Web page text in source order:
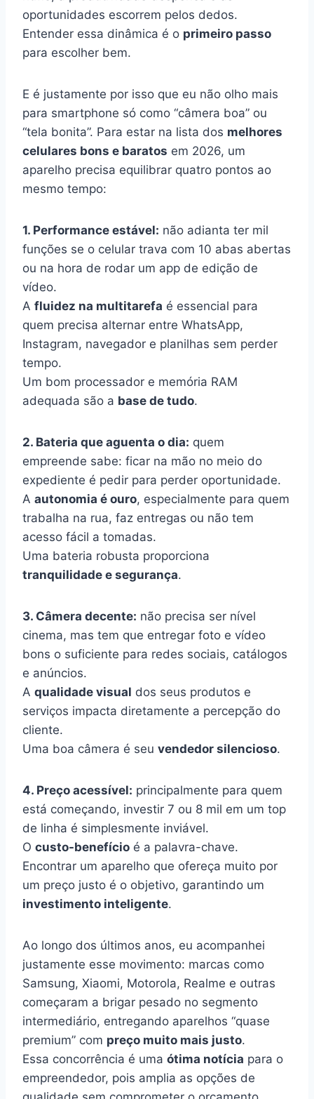
oportunidades escorrem pelos dedos.
Entender essa dinâmica é o primeiro passo
para escolher bem.
E é justamente por isso que eu não olho mais
para smartphone só como “câmera boa” ou
“tela bonita”. Para estar na lista dos melhores
celulares bons e baratos em 2026, um
aparelho precisa equilibrar quatro pontos ao
mesmo tempo:
1. Performance estável: não adianta ter mil
funções se o celular trava com 10 abas abertas
ou na hora de rodar um app de edição de
vídeo.
A fluidez na multitarefa é essencial para
quem precisa alternar entre WhatsApp,
Instagram, navegador e planilhas sem perder
tempo.
Um bom processador e memória RAM
adequada são a base de tudo.
2. Bateria que aguenta o dia: quem
empreende sabe: ficar na mão no meio do
expediente é pedir para perder oportunidade.
A autonomia é ouro, especialmente para quem
trabalha na rua, faz entregas ou não tem
acesso fácil a tomadas.
Uma bateria robusta proporciona
tranquilidade e segurança.
3. Câmera decente: não precisa ser nível
cinema, mas tem que entregar foto e vídeo
bons o suficiente para redes sociais, catálogos
e anúncios.
A qualidade visual dos seus produtos e
serviços impacta diretamente a percepção do
cliente.
Uma boa câmera é seu vendedor silencioso.
4. Preço acessível: principalmente para quem
está começando, investir 7 ou 8 mil em um top
de linha é simplesmente inviável.
O custo-benefício é a palavra-chave.
Encontrar um aparelho que ofereça muito por
um preço justo é o objetivo, garantindo um
investimento inteligente.
Ao longo dos últimos anos, eu acompanhei
justamente esse movimento: marcas como
Samsung, Xiaomi, Motorola, Realme e outras
começaram a brigar pesado no segmento
intermediário, entregando aparelhos “quase
premium” com preço muito mais justo.
Essa concorrência é uma ótima notícia para o
empreendedor, pois amplia as opções de